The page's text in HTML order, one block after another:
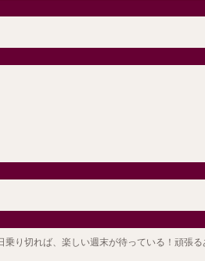
乗り切れば、楽しい週末が待っている！頑張